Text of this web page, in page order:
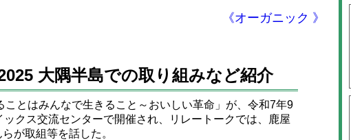
《オーガニック 》
大隅半島での取り組みなど紹介
とはみんなで生きること～おいしい革命」が、令和7年9
クス交流センターで開催され、リレートークでは、鹿屋
が取組等を話した。